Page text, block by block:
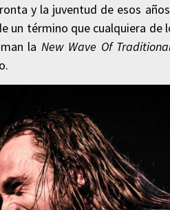
y la juventud de esos
un término que cualquiera de
la New Wave Of